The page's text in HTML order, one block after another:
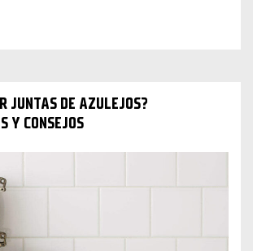
JUNTAS DE AZULEJOS?
Y CONSEJOS